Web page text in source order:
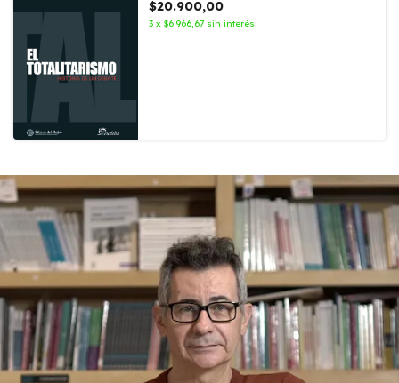
$20.900,00
3 x $6.966,67 sin interés